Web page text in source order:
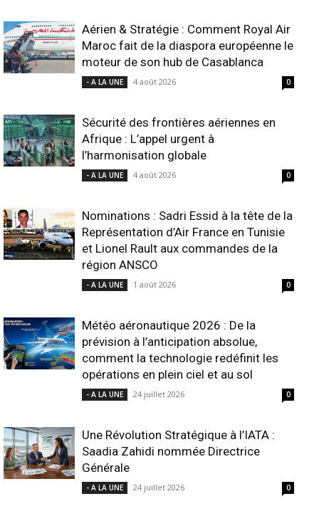
Aérien & Stratégie : Comment Royal Air
Maroc fait de la diaspora européenne le
moteur de son hub de Casablanca
- A LA UNE 4 août 2026 0
Sécurité des frontières aériennes en
Afrique : L’appel urgent à
l’harmonisation globale
- A LA UNE 4 août 2026 0
Nominations : Sadri Essid à la tête de la
Représentation d’Air France en Tunisie
et Lionel Rault aux commandes de la
région ANSCO
- A LA UNE 1 août 2026 0
Météo aéronautique 2026 : De la
prévision à l’anticipation absolue,
comment la technologie redéfinit les
opérations en plein ciel et au sol
- A LA UNE 24 juillet 2026 0
Une Révolution Stratégique à l’IATA :
Saadia Zahidi nommée Directrice
Générale
- A LA UNE 24 juillet 2026 0